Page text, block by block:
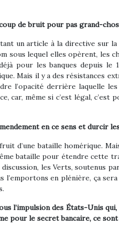
de bruit pour pas grand-
un article à la directive sur
sous lequel elles opèrent, les
pour les banques depuis le 1
Mais il y a des résistances
l’opacité derrière laquelle
car, même si c’est légal, c’est
en ce sens et durcir
d’une bataille homérique.
bataille pour étendre cette
les Verts, soutenus
en plénière, ça
l’impulsion des États-Unis
pour le secret bancaire, ce